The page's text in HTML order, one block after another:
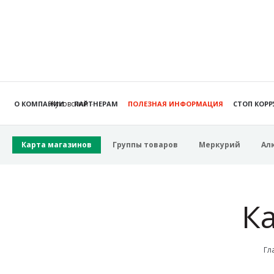
Жуковский
О КОМПАНИИ ПАРТНЕРАМ ПОЛЕЗНАЯ ИНФОРМАЦИЯ СТОП
Карта магазинов Группы товаров Меркурий